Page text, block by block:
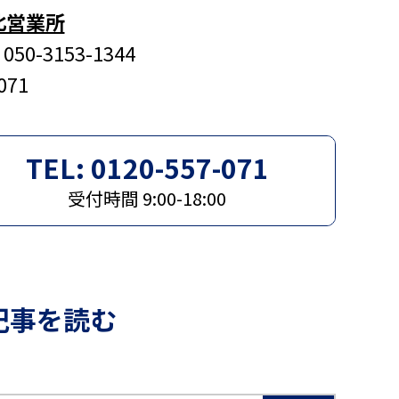
業所
3153-1344
TEL: 0120-557-071
受付時間 9:00-18:00
事を読む